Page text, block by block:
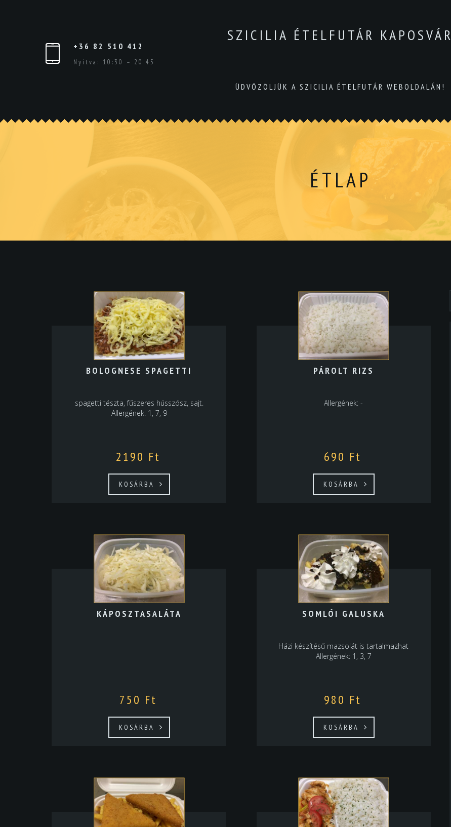
+36 82 510 412
Nyitva: 10:30 – 20:45
SZICILIA ÉTELFUTÁR KAPOSVÁR
ÜDVÖZÖLJÜK A SZICILIA ÉTELFUTÁR WEBOLDALÁN!
ÉTLAP
BOLOGNESE SPAGETTI
spagetti tészta, fűszeres hússzósz, sajt.
Allergének: 1, 7, 9
2190 Ft
KOSÁRBA
PÁROLT RIZS
Allergének: -
690 Ft
KOSÁRBA
KÁPOSZTASALÁTA
750 Ft
KOSÁRBA
SOMLÓI GALUSKA
Házi készítésű mazsolát is tartalmazhat
Allergének: 1, 3, 7
980 Ft
KOSÁRBA